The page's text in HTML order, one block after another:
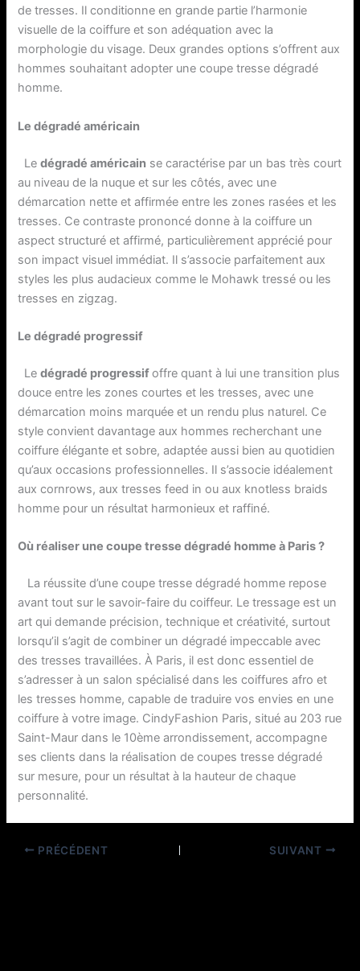
de tresses. Il conditionne en grande partie l’harmonie
visuelle de la coiffure et son adéquation avec la
morphologie du visage. Deux grandes options s’offrent aux
hommes souhaitant adopter une coupe tresse dégradé
homme.
Le dégradé américain
Ledégradé américain se caractérise par un bas très court
au niveau de la nuque et sur les côtés, avec une
démarcation nette et affirmée entre les zones rasées et les
tresses. Ce contraste prononcé donne à la coiffure un
aspect structuré et affirmé, particulièrement apprécié pour
son impact visuel immédiat. Il s’associe parfaitement aux
styles les plus audacieux comme le Mohawk tressé ou les
tresses en zigzag.
Le dégradé progressif
Ledégradé progressifoffre quant à lui une transition plus
douce entre les zones courtes et les tresses, avec une
démarcation moins marquée et un rendu plus naturel. Ce
style convient davantage aux hommes recherchant une
coiffure élégante et sobre, adaptée aussi bien au quotidien
qu’aux occasions professionnelles. Il s’associe idéalement
aux cornrows, aux tresses feed in ou aux knotless braids
homme pour un résultat harmonieux et raffiné.
Où réaliser une coupe tresse dégradé homme à Paris ?
La réussite d’une coupe tresse dégradé homme repose
avant tout sur le savoir-faire du coiffeur. Le tressage est un
art qui demande précision, technique et créativité, surtout
lorsqu’il s’agit de combiner un dégradé impeccable avec
des tresses travaillées. À Paris, il est donc essentiel de
s’adresser à un salon spécialisé dans les coiffures afro et
les tresses homme, capable de traduire vos envies en une
coiffure à votre image. CindyFashion Paris, situé au 203 rue
Saint-Maur dans le 10ème arrondissement, accompagne
ses clients dans la réalisation de coupes tresse dégradé
sur mesure, pour un résultat à la hauteur de chaque
personnalité.
PRÉCÉDENT SUIVANT